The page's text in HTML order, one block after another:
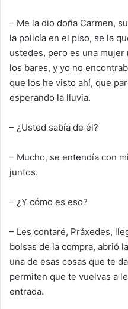
– Me la dio doña Carmen,
la policía en el piso, se la
ustedes, pero es una mujer
los bares, y yo no
que los he visto ahí, que
esperando la lluvia.
– ¿Usted sabía de él?
– Mucho, se entendía con
juntos.
– ¿Y cómo es eso?
– Les contaré, Práxedes,
bolsas de la compra, abrió
una de esas cosas que te
permiten que te vuelvas a
entrada.